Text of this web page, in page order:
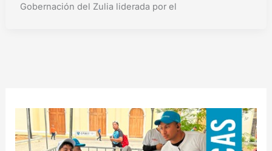
Gobernación del Zulia liderada por el